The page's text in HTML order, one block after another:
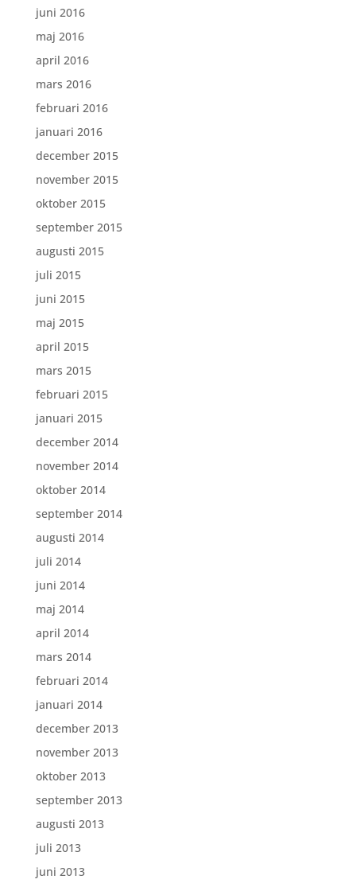
juni 2016
maj 2016
april 2016
mars 2016
februari 2016
januari 2016
december 2015
november 2015
oktober 2015
september 2015
augusti 2015
juli 2015
juni 2015
maj 2015
april 2015
mars 2015
februari 2015
januari 2015
december 2014
november 2014
oktober 2014
september 2014
augusti 2014
juli 2014
juni 2014
maj 2014
april 2014
mars 2014
februari 2014
januari 2014
december 2013
november 2013
oktober 2013
september 2013
augusti 2013
juli 2013
juni 2013